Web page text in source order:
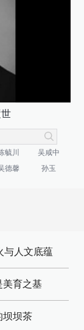
毓川
吴咸中
德馨 孙玉
与人文底蕴
美育之基
坝坝茶